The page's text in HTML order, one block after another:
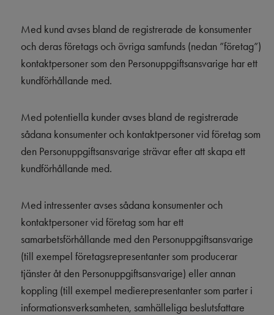
Med kund avses bland de registrerade de konsumenter
och deras företags och övriga samfunds (nedan ”företag”)
kontaktpersoner som den Personuppgiftsansvarige har ett
kundförhållande med.
Med potentiella kunder avses bland de registrerade
sådana konsumenter och kontaktpersoner vid företag som
den Personuppgiftsansvarige strävar efter att skapa ett
kundförhållande med.
Med intressenter avses sådana konsumenter och
kontaktpersoner vid företag som har ett
samarbetsförhållande med den Personuppgiftsansvarige
(till exempel företagsrepresentanter som producerar
tjänster åt den Personuppgiftsansvarige) eller annan
koppling (till exempel medierepresentanter som parter i
informationsverksamheten, samhälleliga beslutsfattare